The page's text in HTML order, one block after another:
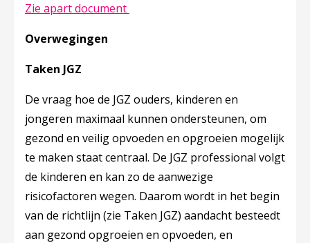
Zie apart document
Overwegingen
Taken JGZ
De vraag hoe de JGZ ouders, kinderen en
jongeren maximaal kunnen ondersteunen, om
gezond en veilig opvoeden en opgroeien mogelijk
te maken staat centraal. De JGZ professional volgt
de kinderen en kan zo de aanwezige
risicofactoren wegen. Daarom wordt in het begin
van de richtlijn (zie Taken JGZ) aandacht besteedt
aan gezond opgroeien en opvoeden, en